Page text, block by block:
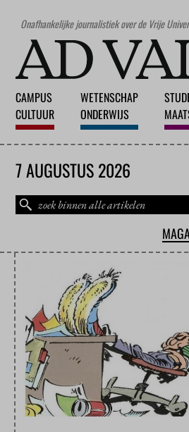
Onafhankelijke journalistiek over de Vrije
CAMPUS
CULTUUR
WETENSCHAP
ONDERWIJS
7 AUGUSTUS 2026